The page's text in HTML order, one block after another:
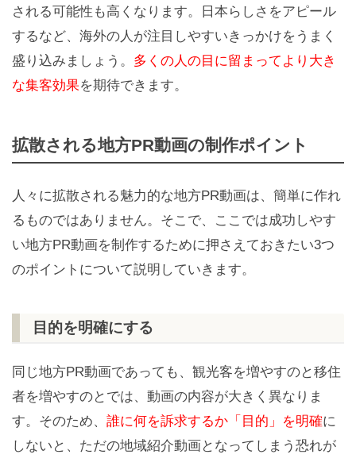
される可能性も高くなります。日本らしさをアピール
するなど、海外の人が注目しやすいきっかけをうまく
盛り込みましょう。 多くの人の目に留まってより大き
な集客効果を期待できます。
拡散される地方PR動画の制作ポイント
人々に拡散される魅力的な地方PR動画は、簡単に作れ
るものではありません。そこで、ここでは成功しやす
い地方PR動画を制作するために押さえておきたい3つ
のポイントについて説明していきます。
目的を明確にする
同じ地方PR動画であっても、観光客を増やすのと移住
者を増やすのとでは、動画の内容が大きく異なりま
す。そのため、 誰に何を訴求するか「目的」を明確に
しないと、ただの地域紹介動画となってしまう恐れが